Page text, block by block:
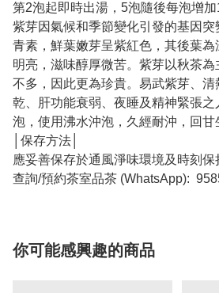
第2泡起即時出湯，5泡隨後每泡增加
紫芽因氣候和季節變化引發的基因
青素，鮮葉嫩芽呈紫紅色，其後葉
明亮，滋味醇厚微苦。紫芽以秋茶
不多，因此更為珍貴。易武紫芽、
乾、肝功能衰弱、夜睡及精神緊張
泡，使用沸水沖泡，久經耐沖，回甘
│保存方法│
應妥善保存於通風淨味環境及時刻保
查詢/預約茶室品茶 (WhatsApp):
你可能感興趣的商品